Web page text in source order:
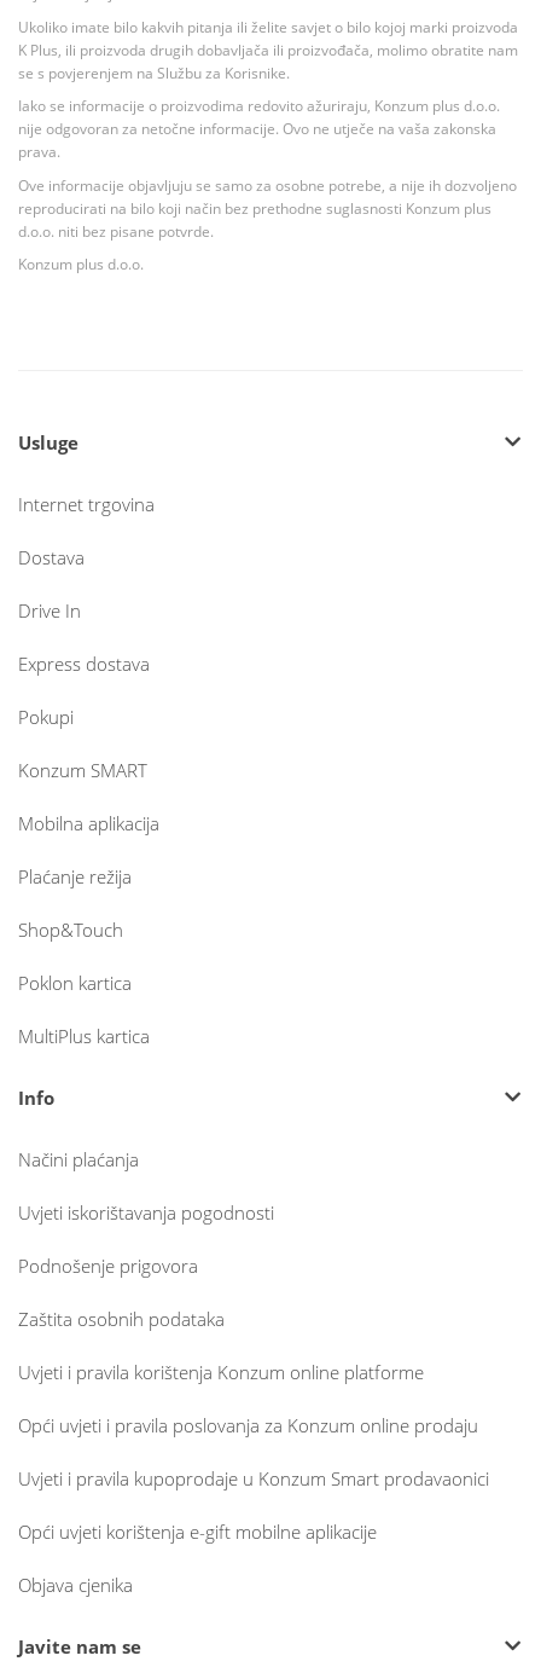
Ukoliko imate bilo kakvih pitanja ili želite savjet o bilo kojoj marki proizvoda
K Plus, ili proizvoda drugih dobavljača ili proizvođača, molimo obratite nam
se s povjerenjem na Službu za Korisnike.
Iako se informacije o proizvodima redovito ažuriraju, Konzum plus d.o.o.
nije odgovoran za netočne informacije. Ovo ne utječe na vaša zakonska
prava.
Ove informacije objavljuju se samo za osobne potrebe, a nije ih dozvoljeno
reproducirati na bilo koji način bez prethodne suglasnosti Konzum plus
d.o.o. niti bez pisane potvrde.
Konzum plus d.o.o.
Usluge
Internet trgovina
Dostava
Drive In
Express dostava
Pokupi
Konzum SMART
Mobilna aplikacija
Plaćanje režija
Shop&Touch
Poklon kartica
MultiPlus kartica
Info
Načini plaćanja
Uvjeti iskorištavanja pogodnosti
Podnošenje prigovora
Zaštita osobnih podataka
Uvjeti i pravila korištenja Konzum online platforme
Opći uvjeti i pravila poslovanja za Konzum online prodaju
Uvjeti i pravila kupoprodaje u Konzum Smart prodavaonici
Opći uvjeti korištenja e-gift mobilne aplikacije
Objava cjenika
Javite nam se